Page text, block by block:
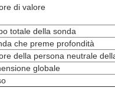
di valore
totale della sonda
che preme profondità
della persona neutrale
globale